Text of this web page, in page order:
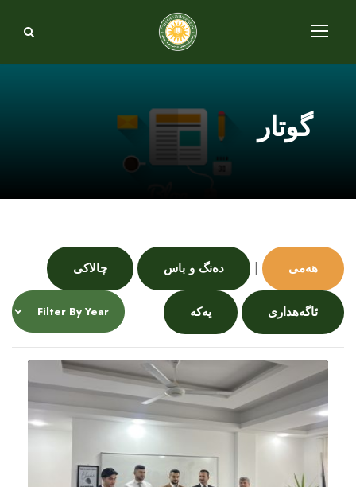
گوتار
هەمی | دەنگ و باس چالاکی
ئاگەهداری یەکە